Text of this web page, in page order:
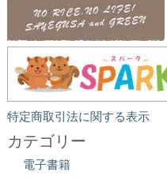
特定商取引法に関する表示
カテゴリー
電子書籍